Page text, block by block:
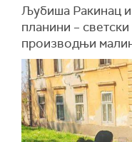
Љубиша Ракинац
планини –
производњи